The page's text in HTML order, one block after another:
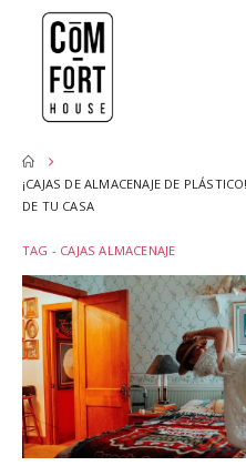
¡CAJAS DE ALMACENAJE DE
DE TU CASA
TAG - CAJAS ALMACENAJE